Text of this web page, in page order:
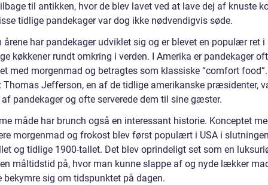
til antikken, hvor de blev lavet ved at lave dej af knuste
tidlige pandekager var dog ikke nødvendigvis søde.
årene har pandekager udviklet sig og er blevet en populær ret i
køkkener rundt omkring i verden. I Amerika er pandekager
med morgenmad og betragtes som klassiske “comfort
Thomas Jefferson, en af de tidlige amerikanske præsidenter,
pandekager og ofte serverede dem til sine gæster.
måde har brunch også en interessant historie. Konceptet
morgenmad og frokost blev først populært i USA i
og tidlige 1900-tallet. Det blev oprindeligt set som en
måltidstid på, hvor man kunne slappe af og nyde lækker
bekymre sig om tidspunktet på dagen.